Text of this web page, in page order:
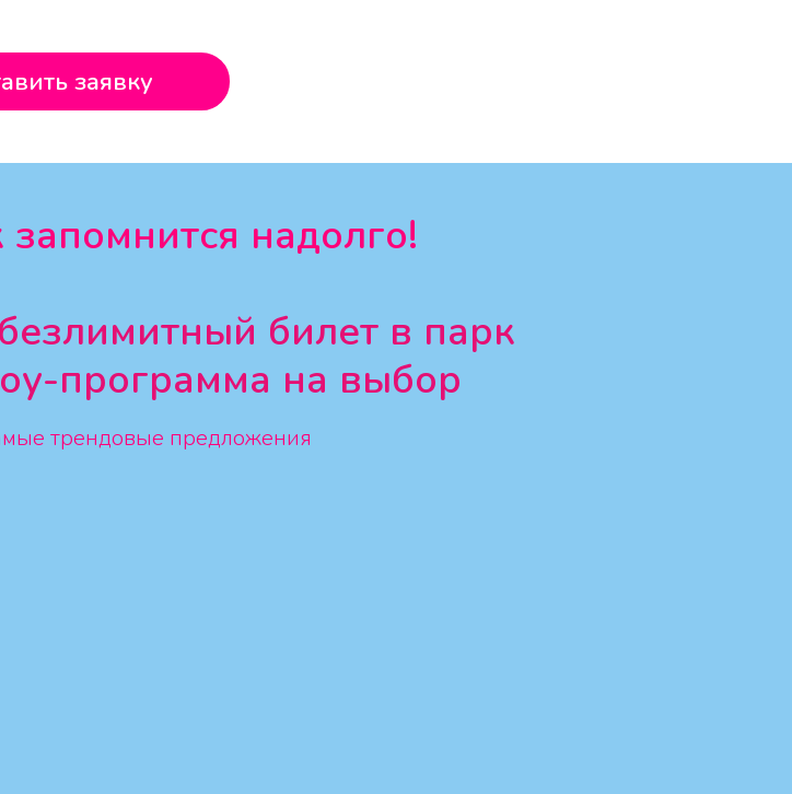
заявку
надолго!
билет в парк
программа на выбор
трендовые предложения